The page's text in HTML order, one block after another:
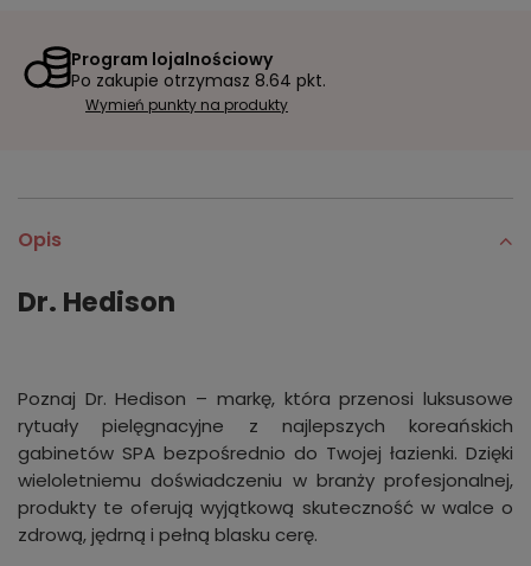
Program lojalnościowy
Po zakupie otrzymasz 8.64 pkt.
Wymień punkty na produkty
Opis
Dr. Hedison
Poznaj Dr. Hedison – markę, która przenosi luksusowe
rytuały pielęgnacyjne z najlepszych koreańskich
gabinetów SPA bezpośrednio do Twojej łazienki. Dzięki
wieloletniemu doświadczeniu w branży profesjonalnej,
produkty te oferują wyjątkową skuteczność w walce o
zdrową, jędrną i pełną blasku cerę.